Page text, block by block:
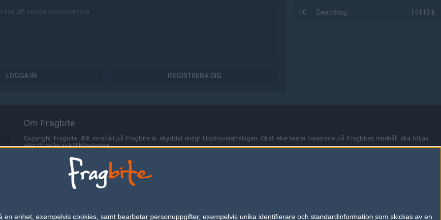
enhet, exempelvis cookies, samt bearbetar personuppgifter, exempelvis unika identifierare och standardinformation som skickas av en
LOGGA IN REGISTRERA DIG
10 Deathhog 14115 b
Om Fragbite
Copyright Fragbite. Allt innehåll på Fragbite är skyddat enligt Upphovsrättslagen. Citat eller texter baserade på Fragbites innehåll ska följas
eller föregås av källhänvisning.
Alla åsikter uttryckta på Fragbite representerar varje enskild skribent och överensstämmer inte nödvändigtvis med Fragbites åsikter.
Programmering och design av Fredric Bohlin. För frågor rörande sajten kan du skicka iväg ett email till
Fragbite använder cookies för att spara användarspecifik information så som t.ex. användarnamn. Cookies sparas även när man deltar i